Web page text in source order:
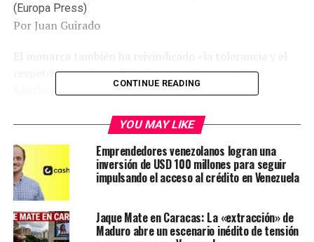
(Europa Press)
Por Juan Guirado
El monarca también ha reivindicado «la tolerancia y el
respeto» como base de la democracia tras avivar
Sánchez el miedo a otra dictadura.
CONTINUE READING
YOU MAY LIKE
Emprendedores venezolanos logran una
inversión de USD 100 millones para seguir
impulsando el acceso al crédito en Venezuela
Jaque Mate en Caracas: La «extracción» de
Maduro abre un escenario inédito de tensión